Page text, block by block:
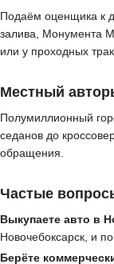
Подаём оценщика к
залива, Монумента
или у проходных
Местный
Полумиллионный
седанов до
обращения.
Частые
Выкупаете авто в
Новочебоксарск, и
Берёте